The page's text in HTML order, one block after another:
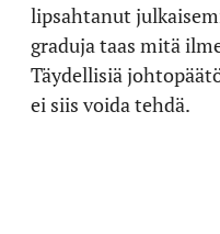
lipsahtanut
graduja taas mitä
Täydellisiä
ei siis voida tehdä.